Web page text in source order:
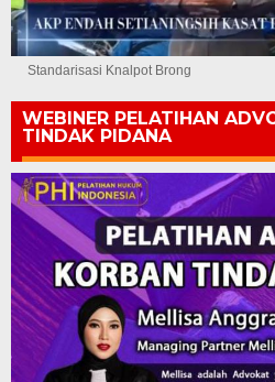
Standarisasi Knalpot Brong
WEBINER PELATIHAN
TINDAK PIDANA